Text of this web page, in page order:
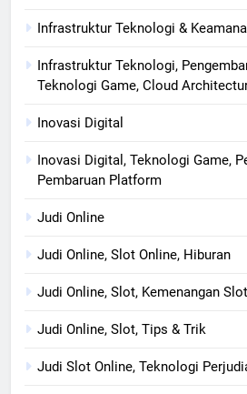
Infrastruktur Teknologi &
Infrastruktur Teknologi,
Teknologi Game, Cloud
Inovasi Digital
Inovasi Digital, Teknologi Game,
Pembaruan Platform
Judi Online
Judi Online, Slot Online, Hiburan
Judi Online, Slot, Kemenangan Slot
Judi Online, Slot, Tips & Trik
Judi Slot Online, Teknologi